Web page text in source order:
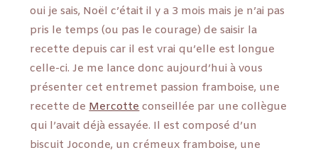
oui je sais, Noël c’était il y a 3 mois mais je n’ai pas
pris le temps (ou pas le courage) de saisir la
recette depuis car il est vrai qu’elle est longue
celle-ci. Je me lance donc aujourd’hui à vous
présenter cet entremet passion framboise, une
recette de Mercotte conseillée par une collègue
qui l’avait déjà essayée. Il est composé d’un
biscuit Joconde, un crémeux framboise, une